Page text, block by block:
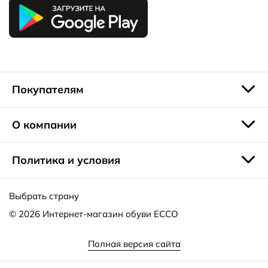
и брючными костюмами.
Покупателям
О компании
Политика и условия
Выбрать страну
© 2026 Интернет-магазин обуви ECCO
Полная версия сайта